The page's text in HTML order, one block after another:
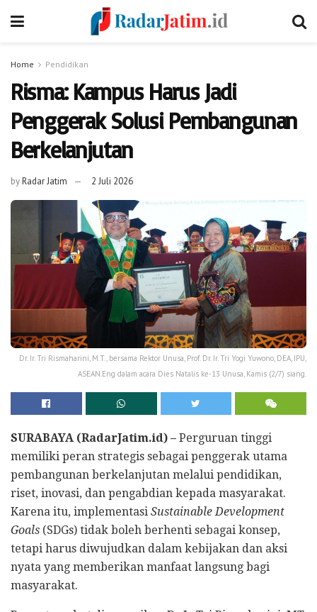
Home Pendidikan
Risma: Kampus Harus Jadi
Penggerak Solusi Pembangunan
Berkelanjutan
byRadar Jatim 2 Juli 2026
Dr. Ir. Tri Rismaharini, M.T., bersama Rektor Unusa, Prof. Dr. Ir. Tri Yogi Yuwono, DEA, IPU,
ASEAN.Eng dalam acara Dies Natalis ke-13 Unusa, Kamis (2/7) siang.
SURABAYA (RadarJatim.id) – Perguruan tinggi
memiliki peran strategis sebagai penggerak utama
pembangunan berkelanjutan melalui pendidikan,
riset, inovasi, dan pengabdian kepada masyarakat.
Karena itu, implementasi Sustainable Development
Goals (SDGs) tidak boleh berhenti sebagai konsep,
tetapi harus diwujudkan dalam kebijakan dan aksi
nyata yang memberikan manfaat langsung bagi
masyarakat.